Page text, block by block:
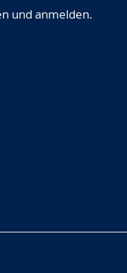
und anmelden.